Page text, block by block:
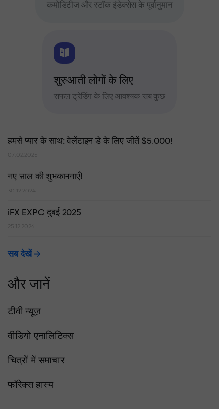
कमोडिटीज और स्टॉक इंडेक्सेस के पूर्वानुमान
शुरुआती लोगों के लिए
सफल ट्रेडिंग के लिए आवश्यक सब कुछ
हमसे प्यार के साथ: वेलेंटाइन डे के लिए जीतें $5,000!
नए साल की शुभकामनाएँ!
30.12.2024
iFX EXPO दुबई 2025
25.12.2024
सब देखें
और जानें
टीवी न्यूज़
वीडियो एनालिटिक्स
चित्रों में समाचार
फॉरेक्स हास्य